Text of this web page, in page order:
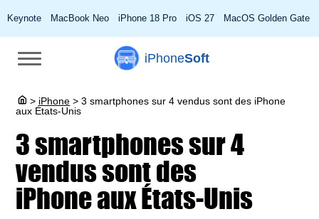
Keynote MacBook Neo iPhone 18 Pro iOS 27 MacOS Golden Gate
iPhoneSoft
> iPhone > 3 smartphones sur 4 vendus sont des iPhone
aux États-Unis
3 smartphones sur 4
vendus sont des
iPhone aux États-Unis